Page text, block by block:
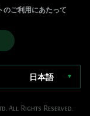
のご利用にあたって
日本語
All Rights Reserved.